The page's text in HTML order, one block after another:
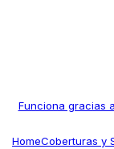
Funciona gracias
HomeCoberturas y